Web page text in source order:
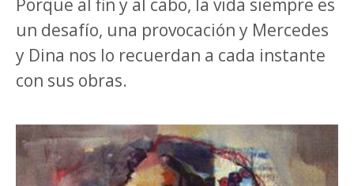
Porque al fin y al cabo, la vida siempre es
un desafío, una provocación y Mercedes
y Dina nos lo recuerdan a cada instante
con sus obras.